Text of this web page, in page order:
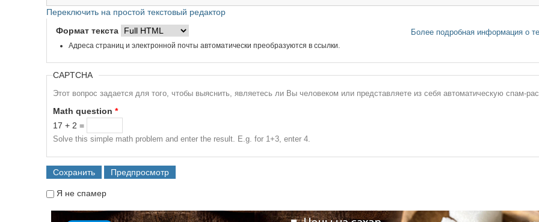
Переключить на простой текстовый редактор
Более подробная информация о
Формат текста
Адреса страниц и электронной почты автоматически преобразуются в ссылки.
CAPTCHA
Этот вопрос задается для того, чтобы выяснить, являетесь ли Вы человеком или представляете из себя автоматическую спам-
Math question *
17 + 2 =
Solve this simple math problem and enter the result. E.g. for 1+3, enter 4.
Я не спамер